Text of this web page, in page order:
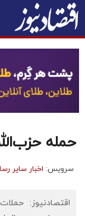
حمله
سرویس: اخبار سایر
اقتصادنیوز: